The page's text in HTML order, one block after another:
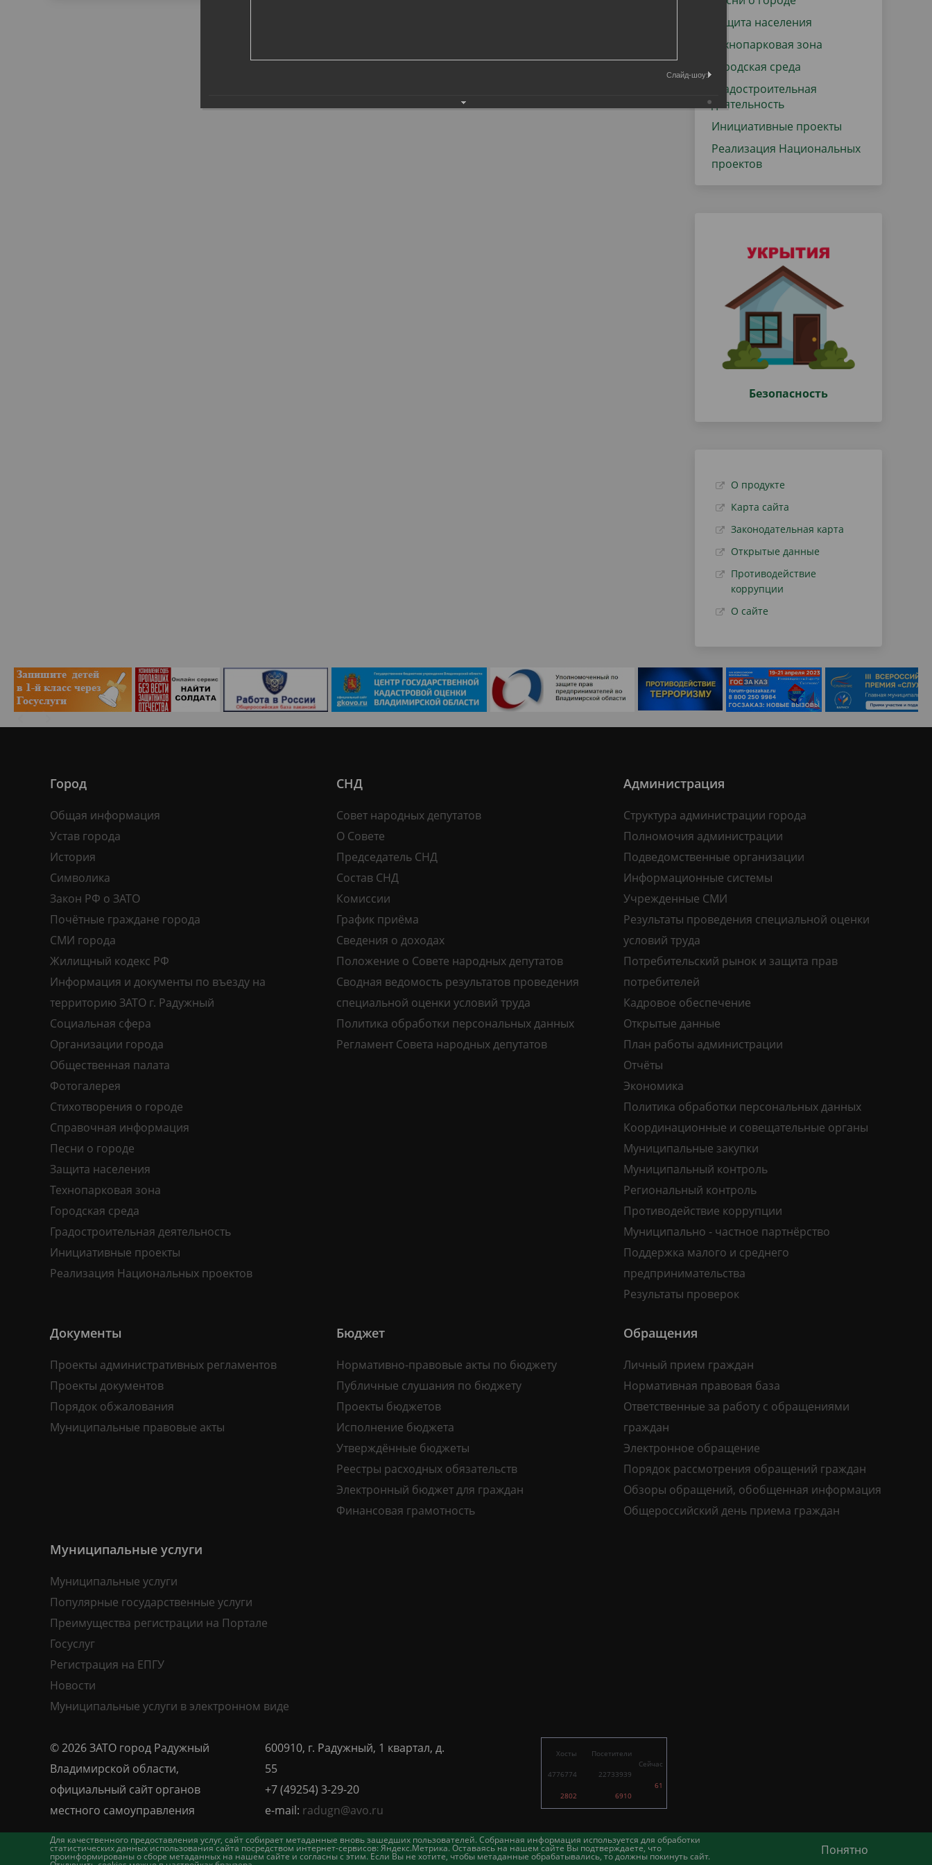
Защита населения
Технопарковая зона
Городская среда
Градостроительная
деятельность
Инициативные проекты
Реализация Национальных
проектов
Безопасность
О продукте
Карта сайта
Законодательная карта
Открытые данные
Противодействие
коррупции
О сайте
Для качественного предоставления услуг, сайт собирает метаданные вновь зашедших пользователей. Собранная информация используется для обработки
статистических данных использования сайта посредством интернет-сервисов: Яндекс.Метрика. Оставаясь на нашем сайте Вы подтверждаете, что
проинформированы о сборе метаданных на нашем сайте и согласны с этим. Если Вы не хотите, чтобы метаданные обрабатывались, то должны покинуть сайт. Понятно
Город
Общая информация
Устав города
История
Символика
Закон РФ о ЗАТО
Почётные граждане города
СМИ города
Жилищный кодекс РФ
Информация и документы по въезду на
территорию ЗАТО г. Радужный
Социальная сфера
Организации города
Общественная палата
Фотогалерея
Стихотворения о городе
Справочная информация
Песни о городе
Защита населения
Технопарковая зона
Городская среда
Градостроительная деятельность
Инициативные проекты
Реализация Национальных проектов
СНД
Совет народных депутатов
О Совете
Председатель СНД
Состав СНД
Комиссии
График приёма
Сведения о доходах
Положение о Совете народных депутатов
Сводная ведомость результатов проведения
специальной оценки условий труда
Политика обработки персональных данных
Регламент Совета народных депутатов
Администрация
Структура администрации города
Полномочия администрации
Подведомственные организации
Информационные системы
Учрежденные СМИ
Результаты проведения специальной оценки
условий труда
Потребительский рынок и защита прав
потребителей
Кадровое обеспечение
Открытые данные
План работы администрации
Отчёты
Экономика
Политика обработки персональных данных
Координационные и совещательные органы
Муниципальные закупки
Муниципальный контроль
Региональный контроль
Противодействие коррупции
Муниципально - частное партнёрство
Поддержка малого и среднего
предпринимательства
Результаты проверок
Документы
Проекты административных регламентов
Проекты документов
Порядок обжалования
Муниципальные правовые акты
Бюджет
Нормативно-правовые акты по бюджету
Публичные слушания по бюджету
Проекты бюджетов
Исполнение бюджета
Утверждённые бюджеты
Реестры расходных обязательств
Электронный бюджет для граждан
Финансовая грамотность
Обращения
Личный прием граждан
Нормативная правовая база
Ответственные за работу с обращениями
граждан
Электронное обращение
Порядок рассмотрения обращений граждан
Обзоры обращений, обобщенная информация
Общероссийский день приема граждан
Муниципальные услуги
Муниципальные услуги
Популярные государственные услуги
Преимущества регистрации на Портале
Госуслуг
Регистрация на ЕПГУ
Новости
Муниципальные услуги в электронном виде
© 2026 ЗАТО город Радужный
Владимирской области,
официальный сайт органов
местного самоуправления
600910, г. Радужный, 1 квартал, д.
55
+7 (49254) 3-29-20
e-mail: radugn@avo.ru
Хосты
4776774
2802
Посетители
22733939
6910
Сейчас
61
Слайд-шоу: